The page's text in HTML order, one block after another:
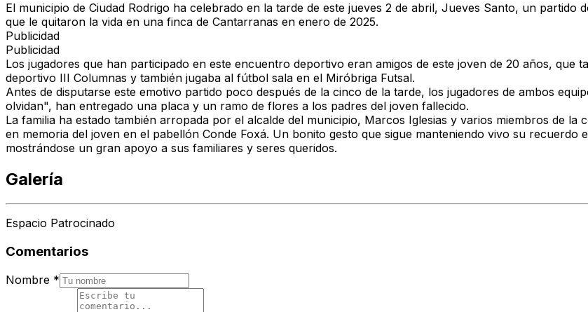
El municipio de Ciudad Rodrigo ha celebrado en la tarde de este jueves 2 de abril, Jueves Santo, un
que le quitaron la vida en una finca de Cantarranas en enero de 2025.
Publicidad
Publicidad
Los jugadores que han participado en este encuentro deportivo eran amigos de este joven de 20 años, que
deportivo III Columnas y también jugaba al fútbol sala en el Miróbriga Futsal.
Antes de disputarse este emotivo partido poco después de la cinco de la tarde, los jugadores de ambos
olvidan", han entregado una placa y un ramo de flores a los padres del joven fallecido.
La familia ha estado también arropada por el alcalde del municipio, Marcos Iglesias y varios miembros de
en memoria del joven en el pabellón Conde Foxá. Un bonito gesto que sigue manteniendo vivo su recuerdo
mostrándose un gran apoyo a sus familiares y seres queridos.
Galería
Espacio Patrocinado
Comentarios
Nombre *